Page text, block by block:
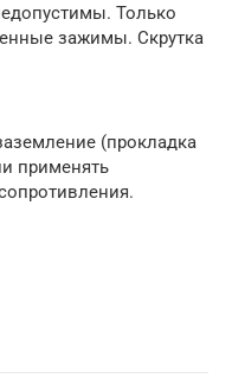
Только
зажимы. Скрутка
(прокладка
применять